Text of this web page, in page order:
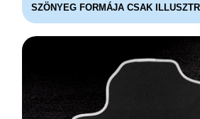
SZÖNYEG FORMÁJA CSAK